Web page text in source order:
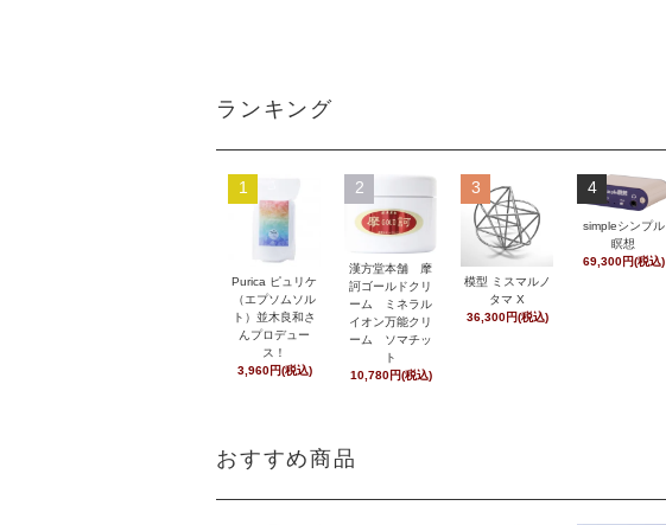
ランキング
1
Purica ピュリケ
（エプソムソル
ト）並木良和さ
んプロデュー
ス！
3,960円(税込)
2
漢方堂本舗 摩
訶ゴールドクリ
ーム ミネラル
イオン万能クリ
ーム ソマチッ
ト
10,780円(税込)
3
模型 ミスマルノ
タマ X
36,300円(税込)
4
simpleシンプル
瞑想
69,300円(税込)
おすすめ商品